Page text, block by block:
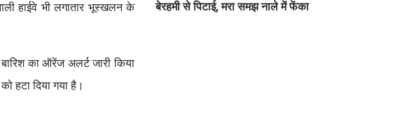
हाईवे भी लगातार भूस्खलन के
का ऑरेंज अलर्ट जारी किया
हटा दिया गया है।
बेरहमी से पिटाई, मरा समझ नाले में फेंका